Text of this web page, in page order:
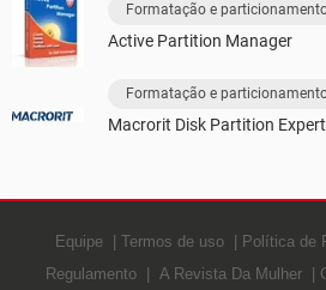
Formatação e
Active Partition Manager
Formatação e
Macrorit Disk Partition Expert
Equipe Termos de uso Política de
Regulamento
A Revista Da Mulher